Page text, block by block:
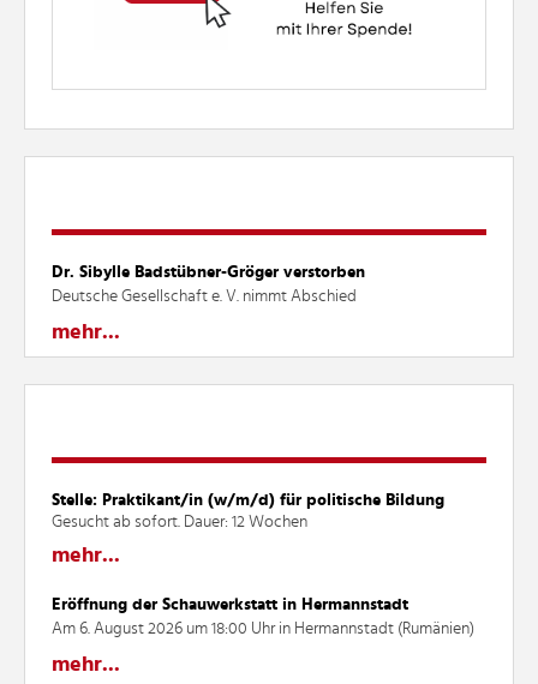
Dr. Sibylle Badstübner-Gröger verstorben
Deutsche Gesellschaft e. V. nimmt Abschied
mehr...
Stelle: Praktikant/in (w/m/d) für politische Bildung
Gesucht ab sofort. Dauer: 12 Wochen
mehr...
Eröffnung der Schauwerkstatt in Hermannstadt
Am 6. August 2026 um 18:00 Uhr in Hermannstadt (Rumänien)
mehr...